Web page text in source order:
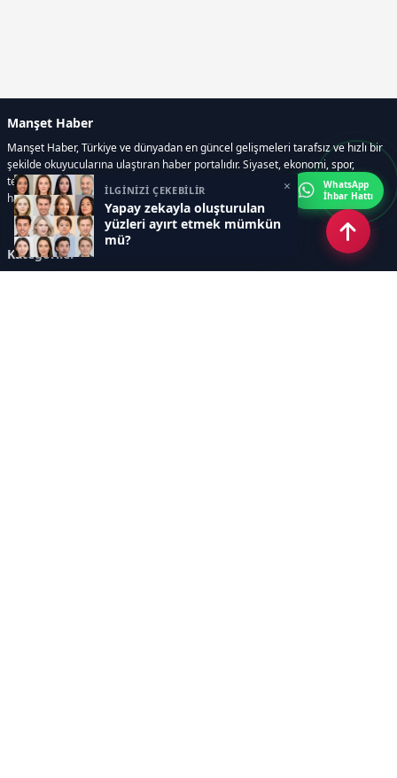
İLGİNİZİ ÇEKEBİLİR
Yapay zekayla oluşturulan
yüzleri ayırt etmek mümkün
mü?
×
Manşet Haber
Manşet Haber, Türkiye ve dünyadan en güncel gelişmeleri tarafsız ve hızlı bir
şekilde okuyucularına ulaştıran haber portalıdır. Siyaset, ekonomi, spor,
teknoloji, kültür-sanat ve yaşam kategorilerinde doğru, güvenilir ve anlık
haberler sunar.
Kategoriler
WhatsApp
İhbar Hattı